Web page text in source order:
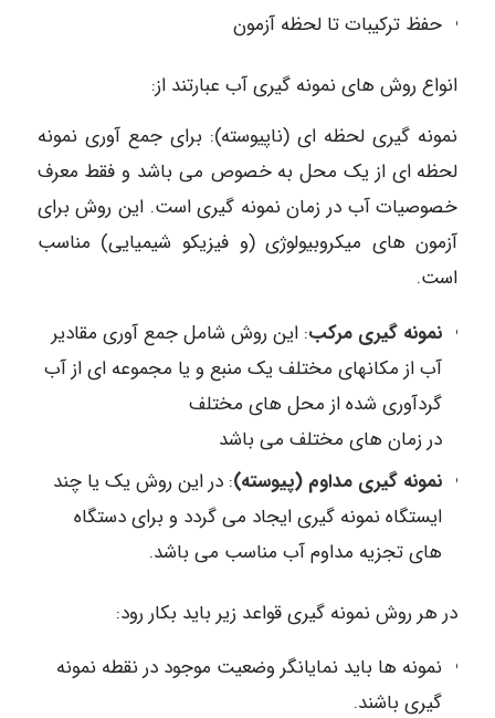
حفظ ترکیبات تا لحظه آزمون
انواع روش ھای نمونه گیری آب عبارتند از:
نمونه گیری لحظه ای (ناپیوسته): برای جمع آوری نمونه
لحظه ای از یک محل به خصوص می باشد و فقط معرف
خصوصیات آب در زمان نمونه گیری است. این روش برای
آزمون های میکروبیولوژی (و فیزیکو شیمیایی) مناسب
است.
نمونه گیری مرکب: این روش شامل جمع آوری مقادیر
آب از مکانهای مختلف یک منبع و یا مجموعه ای از آب
گردآوری شده از محل های مختلف
در زمان های مختلف می باشد
نمونه گیری مداوم (پیوسته): در این روش یک یا چند
ایستگاه نمونه گیری ایجاد می گردد و برای دستگاه
های تجزیه مداوم آب مناسب می باشد.
در هر روش نمونه گیری قواعد زیر باید بکار رود:
نمونه ها باید نمایانگر وضعیت موجود در نقطه نمونه
گیری باشند.